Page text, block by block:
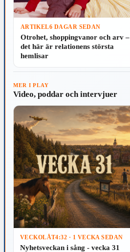
Spela Läs
ARTIKEL6 DAGAR SEDAN
Otrohet, shoppingvanor och arv –
det här är relationens största
hemlisar
MER I PLAY
Video, poddar och intervjuer
VECKOLÅT4:32 · 1 VECKA SEDAN
Nyhetsveckan i sång - vecka 31